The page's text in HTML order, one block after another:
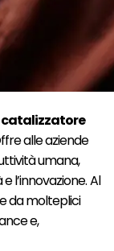
catalizzatore
alle aziende
umana,
l’innovazione. Al
da molteplici
e,